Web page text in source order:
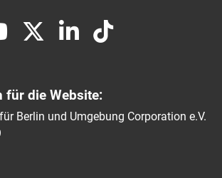
für die Website:
Berlin und Umgebung Corporation e.V.